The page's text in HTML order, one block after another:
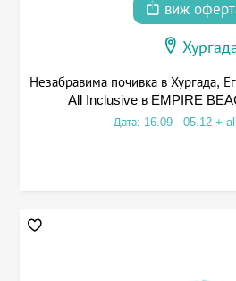
виж
Незабравима почивка в Хургада,
All Inclusive в EMPIRE
Дата: 16.09 - 05.12 +